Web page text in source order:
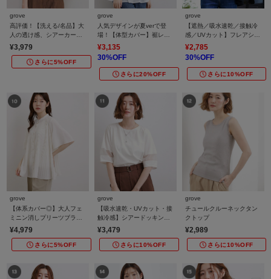
grove
高評価！【洗える/名品】大
人の透け感、シアーカーデ
ィガン
¥3,979
さらに5%OFF
grove
人気デザインが夏verで登
場！【体型カバー】裾レイ
ヤードニット
¥3,135
30%OFF
さらに20%OFF
grove
【遮熱／吸水速乾／接触冷
感／UVカット】フレアシル
エットTシャツ
¥2,785
30%OFF
さらに10%OFF
grove
【体系カバー◎】大人フェ
ミニン消しプリーツブラウ
ス
¥4,979
さらに5%OFF
grove
【吸水速乾・UVカット・接
触冷感】シアードッキング
ランタンスリーブTシャツ
¥3,479
さらに10%OFF
grove
チュールクルーネックタン
クトップ
¥2,989
さらに10%OFF